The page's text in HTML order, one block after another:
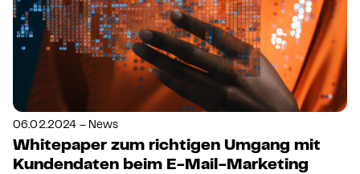
06.02.2024 – News
Whitepaper zum richtigen Umgang mit
Kundendaten beim E-Mail-Marketing